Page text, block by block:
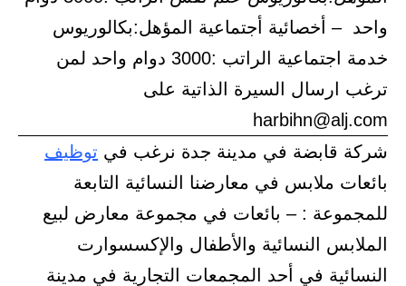
واحد – أخصائية أجتماعية المؤهل:بكالوريوس
خدمة اجتماعية الراتب :3000 دوام واحد لمن
ترغب ارسال السيرة الذاتية على
harbihn@alj.com
شركة قابضة في مدينة جدة نرغب في توظيف
بائعات ملابس في معارضنا النسائية التابعة
للمجموعة : – بائعات في مجموعة معارض لبيع
الملابس النسائية والأطفال والإكسسوارت
النسائية في أحد المجمعات التجارية في مدينة